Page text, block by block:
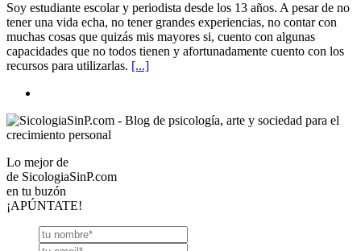
Soy estudiante escolar y periodista desde los 13 años. A pesar de no
tener una vida echa, no tener grandes experiencias, no contar con
muchas cosas que quizás mis mayores si, cuento con algunas
capacidades que no todos tienen y afortunadamente cuento con los
recursos para utilizarlas. [...]
Lo mejor de
de SicologiaSinP.com
en tu buzón
¡APÚNTATE!